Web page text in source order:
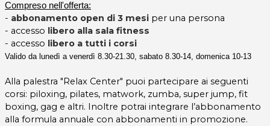
Compreso nell'offerta:
- abbonamento open di 3 mesi per una persona
- accesso libero alla sala fitness
- accesso libero a tutti i corsi
Valido da lunedì a venerdì 8.30-21.30, sabato 8.30-14, domenica 10-13
Alla palestra "Relax Center" puoi partecipare ai seguenti
corsi: piloxing, pilates, matwork, zumba, super jump, fit
boxing, gag e altri. Inoltre potrai integrare l’abbonamento
alla formula annuale con abbonamenti in promozione.